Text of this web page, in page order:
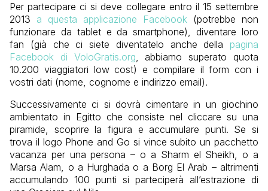
Per partecipare ci si deve collegare entro il 15 settembre
2013 a questa applicazione Facebook (potrebbe non
funzionare da tablet e da smartphone), diventare loro
fan (già che ci siete diventatelo anche della pagina
Facebook di VoloGratis.org, abbiamo superato quota
10.200 viaggiatori low cost) e compilare il form con i
vostri dati (nome, cognome e indirizzo email).
Successivamente ci si dovrà cimentare in un giochino
ambientato in Egitto che consiste nel cliccare su una
piramide, scoprire la figura e accumulare punti. Se si
trova il logo Phone and Go si vince subito un pacchetto
vacanza per una persona – o a Sharm el Sheikh, o a
Marsa Alam, o a Hurghada o a Borg El Arab – altrimenti
accumulando 100 punti si parteciperà all’estrazione di